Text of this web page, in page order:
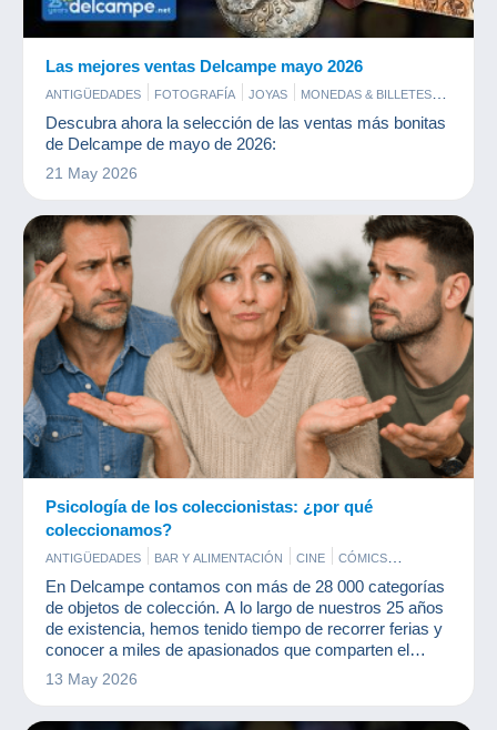
Las mejores ventas Delcampe mayo 2026
ANTIGÜEDADES FOTOGRAFÍA JOYAS
MONEDAS & BILLETES
PERFUMES
POSTALES SELLOS
Descubra ahora la selección de las ventas más bonitas
de Delcampe de mayo de 2026:
21 May 2026
Psicología de los coleccionistas: ¿por qué
coleccionamos?
ANTIGÜEDADES BAR Y ALIMENTACIÓN CINE
CÓMICS
DOCUMENTOS ANTIGUOS
JUEGOS
MILITARES
MONEDAS & BILLETES
PERFUMES POSTALES
PUBLICIDAD
SELLOS
VINILES
En Delcampe contamos con más de 28 000 categorías
de objetos de colección. A lo largo de nuestros 25 años
de existencia, hemos tenido tiempo de recorrer ferias y
conocer a miles de apasionados que comparten el
mismo placer: el coleccionismo.
13 May 2026